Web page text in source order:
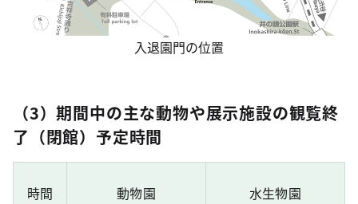
入退園門の位置
（3）期間中の主な動物や展示施設の観覧終
了（閉館）予定時間
時間 動物園 水生物園